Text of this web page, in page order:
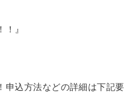
』
申込方法などの詳細は下記要